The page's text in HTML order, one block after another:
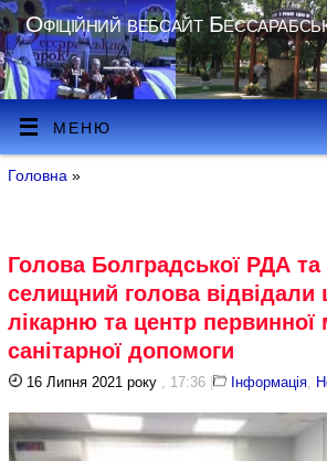
Офіційний вебсайт
МЕНЮ
Головна »
Голова Болградської РДА та
селищний голова відвідали
лікарню та центр первинної
санітарної допомоги
16 Липня 2021 року , 17:36 | Інформація,